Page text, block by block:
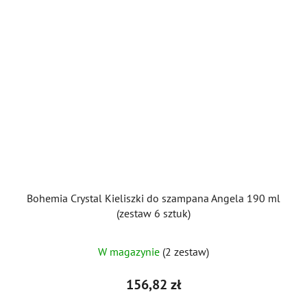
Bohemia Crystal Kieliszki do szampana Angela 190 ml
(zestaw 6 sztuk)
W magazynie (2 zestaw)
156,82 zł